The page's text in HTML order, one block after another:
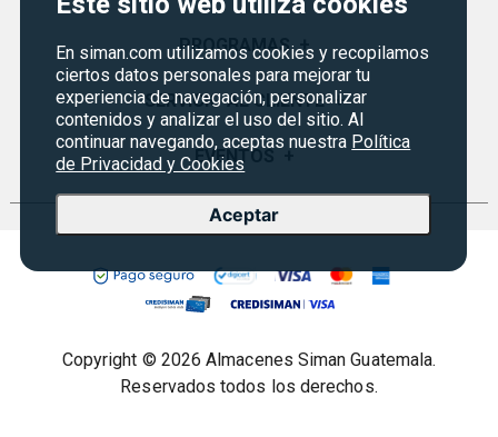
En siman.com utilizamos cookies y recopilamos
ciertos datos personales para mejorar tu
experiencia de navegación, personalizar
contenidos y analizar el uso del sitio. Al
continuar navegando, aceptas nuestra Política
de Privacidad y Cookies
Aceptar
Quiénes Somos
Visión y Misión
Historia
Sucursales
Empleos Siman
PROGRAMAS +
Monedero
Certificados de Regalo
Siman PRO
Credisiman
SERVICIO AL CLIENTE +
Preguntas Frecuentes
Política de devoluciones y garantías
Contáctenos
Política de Privacidad
Términos legales
EVENTOS
Rebajas
Copyright © 2026 Almacenes Siman Guatemala.
Reservados todos los derechos.